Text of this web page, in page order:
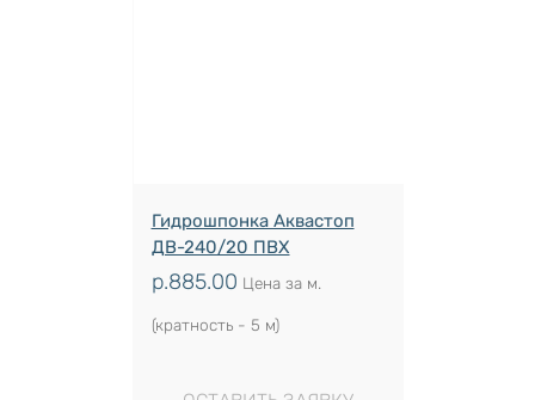
Гидрошпонка Аквастоп
ДВ-240/20 ПВХ
р.885.00 Цена за м.
(кратность - 5 м)